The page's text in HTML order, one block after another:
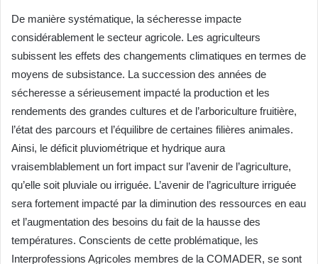
De manière systématique, la sécheresse impacte
considérablement le secteur agricole. Les agriculteurs
subissent les effets des changements climatiques en termes de
moyens de subsistance. La succession des années de
sécheresse a sérieusement impacté la production et les
rendements des grandes cultures et de l’arboriculture fruitière,
l’état des parcours et l’équilibre de certaines filières animales.
Ainsi, le déficit pluviométrique et hydrique aura
vraisemblablement un fort impact sur l’avenir de l’agriculture,
qu’elle soit pluviale ou irriguée. L’avenir de l’agriculture irriguée
sera fortement impacté par la diminution des ressources en eau
et l’augmentation des besoins du fait de la hausse des
températures. Conscients de cette problématique, les
Interprofessions Agricoles membres de la COMADER, se sont